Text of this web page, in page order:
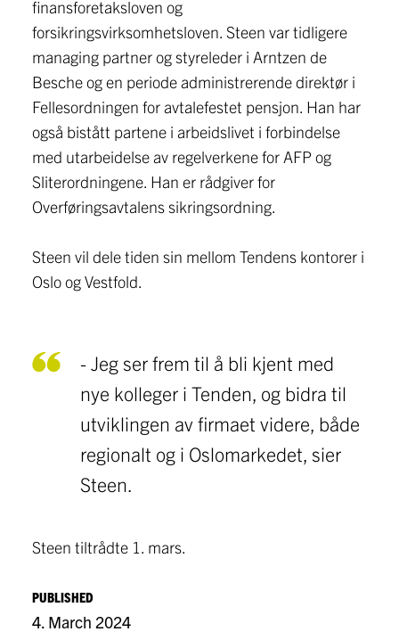
finansforetaksloven og
forsikringsvirksomhetsloven. Steen var tidligere
managing partner og styreleder i Arntzen de
Besche og en periode administrerende direktør i
Fellesordningen for avtalefestet pensjon. Han har
også bistått partene i arbeidslivet i forbindelse
med utarbeidelse av regelverkene for AFP og
Sliterordningene. Han er rådgiver for
Overføringsavtalens sikringsordning.
Steen vil dele tiden sin mellom Tendens kontorer i
Oslo og Vestfold.
- Jeg ser frem til å bli kjent med
nye kolleger i Tenden, og bidra til
utviklingen av firmaet videre, både
regionalt og i Oslomarkedet, sier
Steen.
Steen tiltrådte 1. mars.
PUBLISHED
4. March 2024